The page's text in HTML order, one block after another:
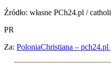
Źródło: własne PCh24.pl /
PR
Za: PoloniaChristiana –